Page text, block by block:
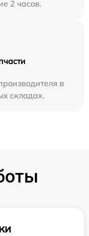
2 часов.
в
складах.